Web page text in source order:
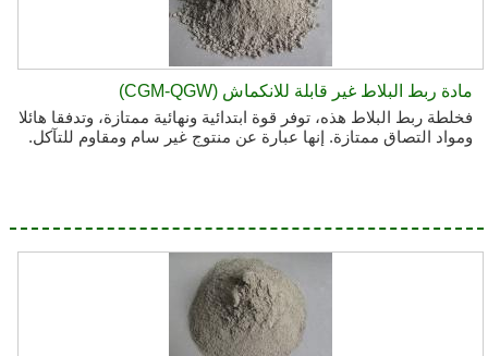
مادة ربط البلاط غير قابلة للانكماش (CGM-QGW)
فخلطة ربط البلاط هذه، توفر قوة ابتدائية ونهائية ممتازة، وتدفقا هائلا
ومواد التصاق ممتازة. إنها عبارة عن منتوج غير سام ومقاوم للتآكل.